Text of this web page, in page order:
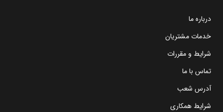
درباره ما
خدمات مشتریان
شرایط و مقررات
تماس با ما
آدرس شعب
شرایط همکاری